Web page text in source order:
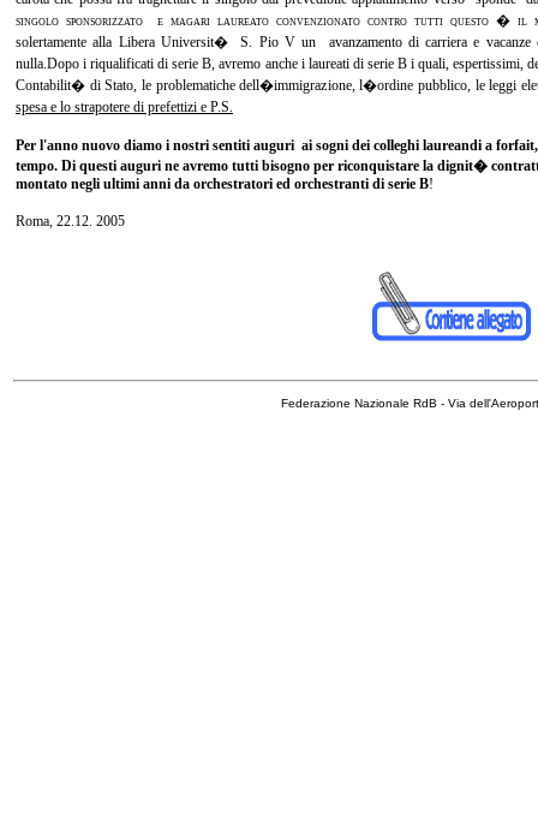
singolo sponsorizzato e magari laureato convenzionato contro tutti questo � il
solertamente alla Libera Universit� S. Pio V un avanzamento di carriera e vacanze
nulla.Dopo i riqualificati di serie B, avremo anche i laureati di serie B i quali, espertissimi,
Contabilit� di Stato, le problematiche dell�immigrazione, l�ordine pubblico, le leggi
spesa e lo strapotere di prefettizi e P.S.
Per l'anno nuovo diamo i nostri sentiti auguri ai sogni dei colleghi laureandi a forfait,
tempo. Di questi auguri ne avremo tutti bisogno per riconquistare la dignit�
montato negli ultimi anni da orchestratori ed orchestranti di serie B!
Roma, 22.12. 2005
Federazione Nazionale RdB - Via